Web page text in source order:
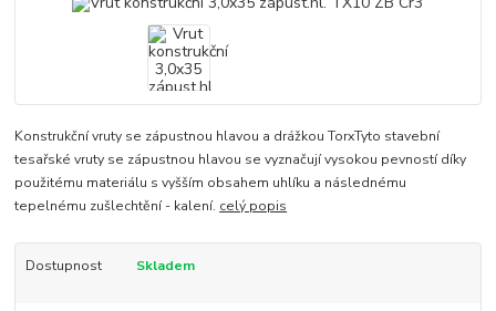
Konstrukční vruty se zápustnou hlavou a drážkou TorxTyto stavební
tesařské vruty se zápustnou hlavou se vyznačují vysokou pevností díky
použitému materiálu s vyšším obsahem uhlíku a následnému
tepelnému zušlechtění - kalení. celý popis
Dostupnost Skladem